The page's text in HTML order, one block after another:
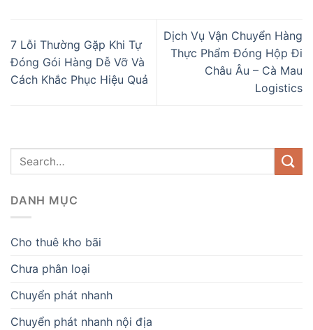
7 Lỗi Thường Gặp Khi Tự
Đóng Gói Hàng Dễ Vỡ Và
Cách Khắc Phục Hiệu Quả
Dịch Vụ Vận Chuyển Hàng
Thực Phẩm Đóng Hộp Đi
Châu Âu – Cà Mau
Logistics
DANH MỤC
Cho thuê kho bãi
Chưa phân loại
Chuyển phát nhanh
Chuyển phát nhanh nội địa